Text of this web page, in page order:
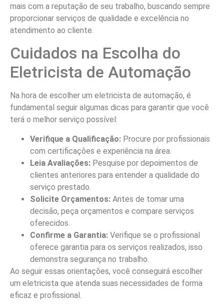
mais com a reputação de seu trabalho, buscando sempre
proporcionar serviços de qualidade e excelência no
atendimento ao cliente.
Cuidados na Escolha do
Eletricista de Automação
Na hora de escolher um eletricista de automação, é
fundamental seguir algumas dicas para garantir que você
terá o melhor serviço possível:
Verifique a Qualificação: Procure por profissionais
com certificações e experiência na área.
Leia Avaliações: Pesquise por depoimentos de
clientes anteriores para entender a qualidade do
serviço prestado.
Solicite Orçamentos: Antes de tomar uma
decisão, peça orçamentos e compare serviços
oferecidos.
Confirme a Garantia: Verifique se o profissional
oferece garantia para os serviços realizados, isso
demonstra segurança no trabalho.
Ao seguir essas orientações, você conseguirá escolher
um eletricista que atenda suas necessidades de forma
eficaz e profissional.